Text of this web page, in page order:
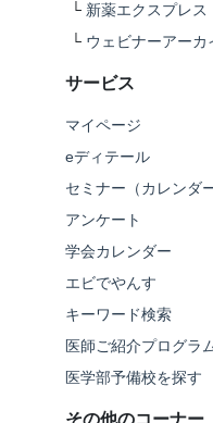
└ 新薬エクスプレス
└ ウェビナーアーカ
サービス
マイページ
eディテール
セミナー（カレンダー
アンケート
学会カレンダー
エビでやんす
キーワード検索
医師ご紹介プログラ
医学部予備校を探す